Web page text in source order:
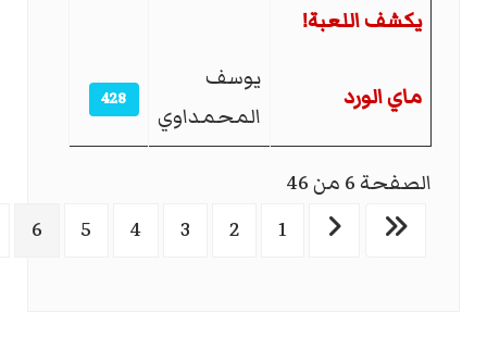
يكشف اللعبة!
ماي الورد
يوسف
المحمداوي
428
الصفحة 6 من 46
1
2
3
4
5
6